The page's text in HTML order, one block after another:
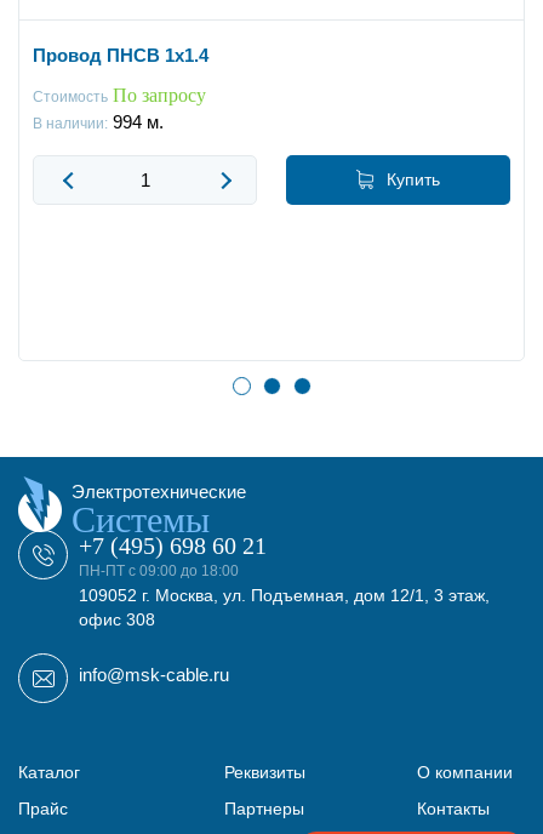
Провод ПНСВ 1x1.4
Стоимость По запросу
В наличии: 994 м.
Купить
Электротехнические
Системы
+7 (495) 698 60 21
ПН-ПТ с 09:00 до 18:00
109052 г. Москва, ул. Подъемная, дом 12/1, 3 этаж,
офис 308
info@msk-cable.ru
Каталог
Прайс
Реквизиты
Партнеры
О компании
Контакты